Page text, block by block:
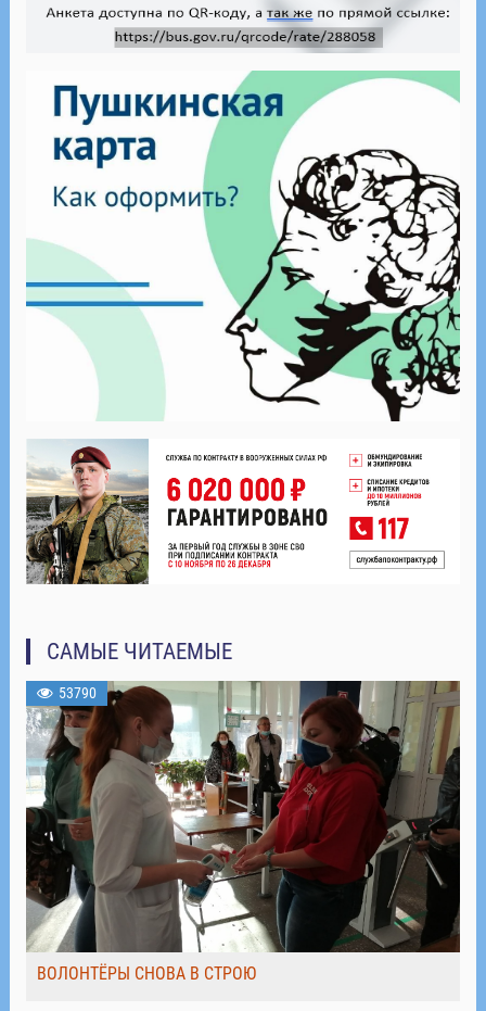
САМЫЕ ЧИТАЕМЫЕ
53790
ВОЛОНТЁРЫ СНОВА В СТРОЮ